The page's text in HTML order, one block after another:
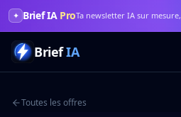
✦ Brief IA Pro
BriefIA
Toutes les offres